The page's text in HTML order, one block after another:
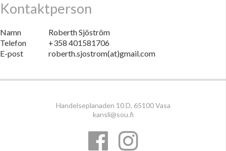
Kontaktperson
Namn
Roberth Sjöström
Telefon
+358 401581706
E-post
roberth.sjostrom(at)gmail.com
Handelseplanaden 10 D, 65100 Vasa
kansli@sou.fi